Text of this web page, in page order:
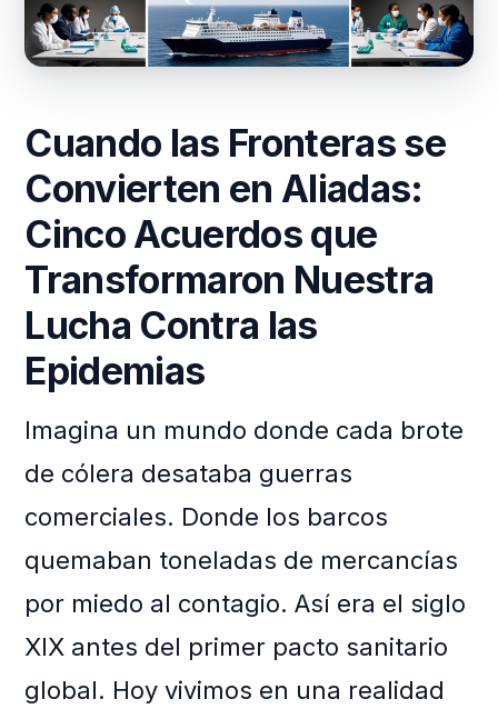
Cuando las Fronteras se
Convierten en Aliadas:
Cinco Acuerdos que
Transformaron Nuestra
Lucha Contra las
Epidemias
Imagina un mundo donde cada brote
de cólera desataba guerras
comerciales. Donde los barcos
quemaban toneladas de mercancías
por miedo al contagio. Así era el siglo
XIX antes del primer pacto sanitario
global. Hoy vivimos en una realidad